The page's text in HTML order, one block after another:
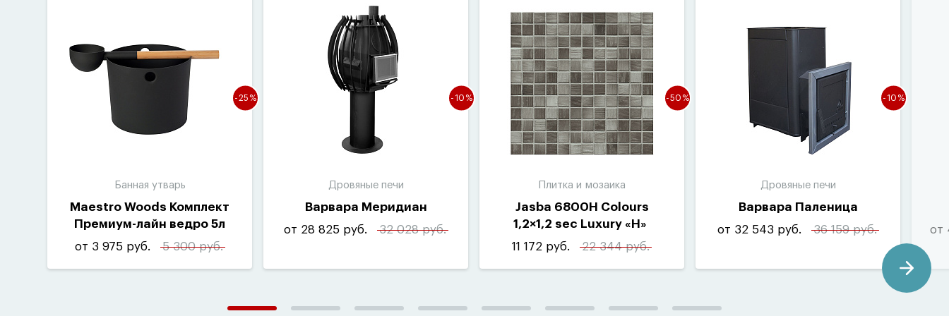
-25%
Банная утварь
Maestro Woods Комплект
Премиум-лайн ведро 5л
и ковш
от 3 975 руб. 5 300 руб.
-10%
Дровяные печи
Варвара Меридиан
от 28 825 руб.
32 028 руб.
-50%
Плитка и мозаика
Jasba 6800H Colours
1,2×1,2 sec Luxury « H»
10шт-1м²)
11 172 руб. 22 344 руб.
-10%
Дровяные печи
Варвара Паленица
от 32 543 руб.
36 159 руб. от